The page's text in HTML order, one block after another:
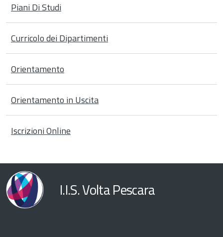
Piani Di Studi
Curricolo dei Dipartimenti
Orientamento
Orientamento in Uscita
Iscrizioni Online
I.I.S. Volta Pescara